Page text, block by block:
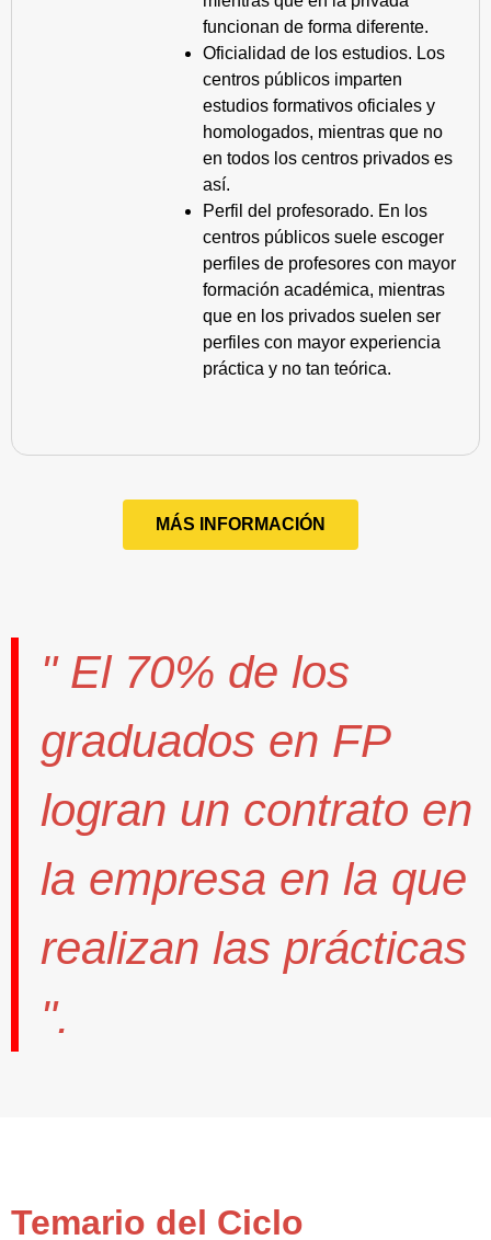
funcionan de forma diferente.
Oficialidad de los estudios. Los
centros públicos imparten
estudios formativos oficiales y
homologados, mientras que no
en todos los centros privados es
así.
Perfil del profesorado. En los
centros públicos suele escoger
perfiles de profesores con mayor
formación académica, mientras
que en los privados suelen ser
perfiles con mayor experiencia
práctica y no tan teórica.
MÁS INFORMACIÓN
" El 70% de los
graduados en FP
logran un contrato en
la empresa en la que
realizan las prácticas
".
Temario del Ciclo